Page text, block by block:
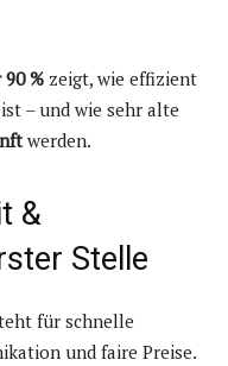
% zeigt, wie effizient
– und wie sehr alte
werden.
&
Stelle
für schnelle
und faire Preise.